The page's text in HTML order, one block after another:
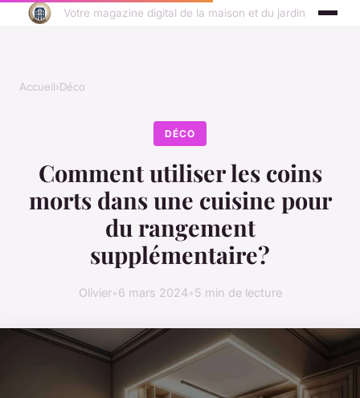
Votre magazine digital de la maison et du jardin
Accueil›Déco
DÉCO
Comment utiliser les coins
morts dans une cuisine pour
du rangement
supplémentaire?
Olivier•6 mars 2024•5 min de lecture